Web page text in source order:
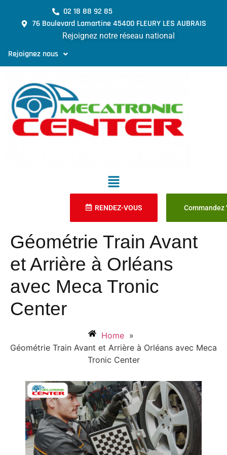
02 18 88 92 85
76 Boulevard Lamartine 45400 FLEURY LES AUBRAIS
Rejoignez notre réseau national
Rejoignez nous
RENDEZ-VOUS Commandez
Géométrie Train Avant
et Arrière à Orléans
avec Meca Tronic
Center
Home »
Géométrie Train Avant et Arrière à Orléans avec Meca
Tronic Center